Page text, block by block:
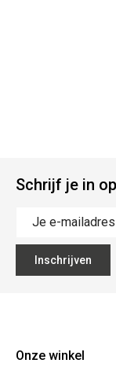
Schrijf je in
Inschrijven
Onze winkel